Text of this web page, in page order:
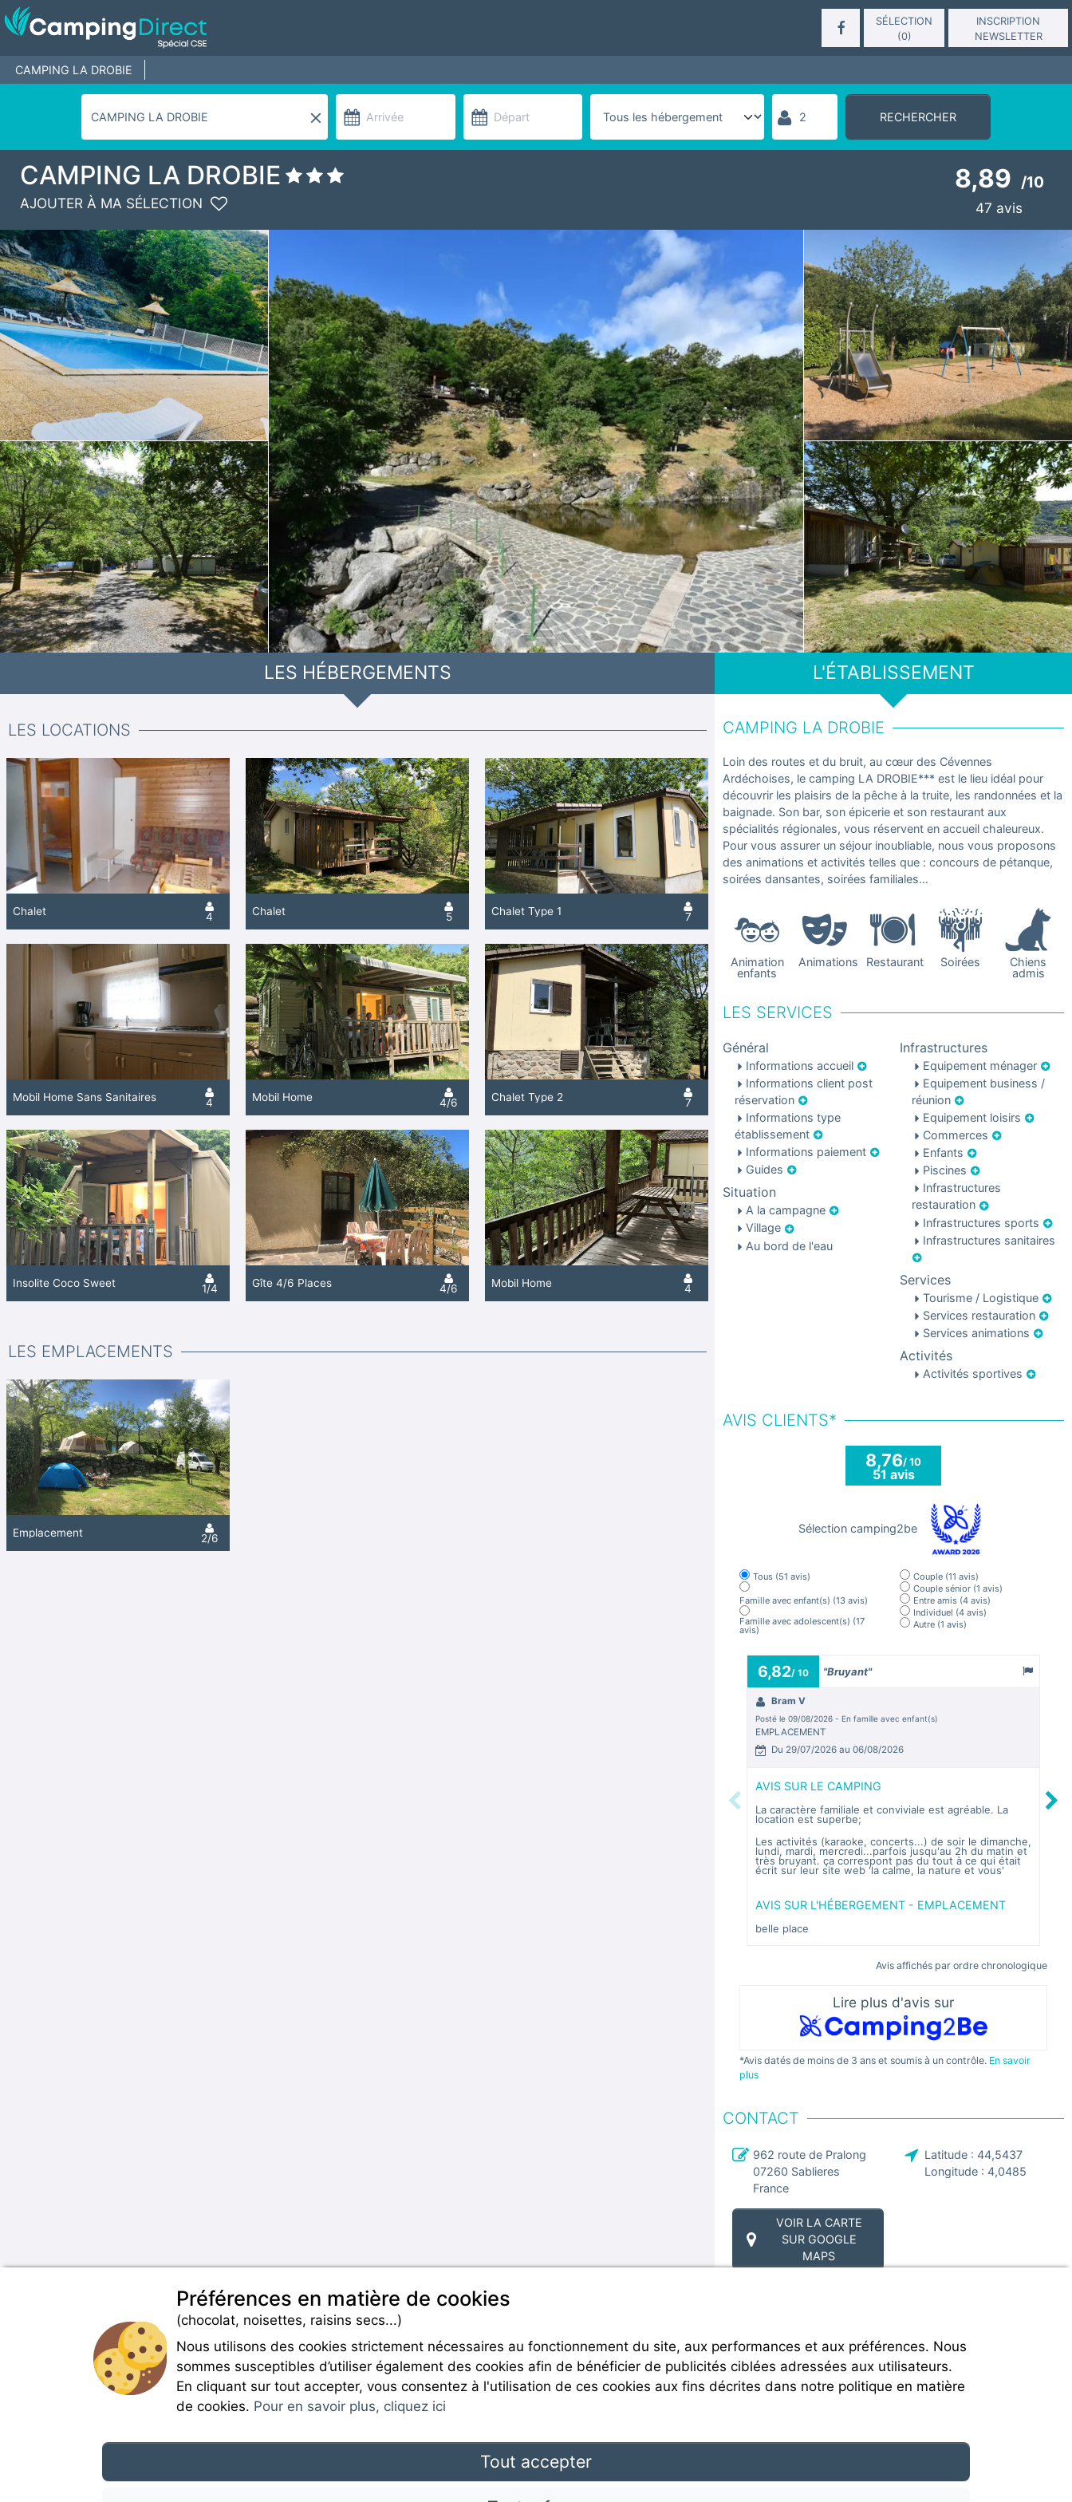
SÉLECTION
(0)
INSCRIPTION
NEWSLETTER
CAMPING LA DROBIE
RECHERCHER
CAMPING LA DROBIE
AJOUTER À MA SÉLECTION
8,89 /10
47 avis
L'ÉTABLISSEMENT
CAMPING LA DROBIE
Loin des routes et du bruit, au cœur des Cévennes
Ardéchoises, le camping LA DROBIE*** est le lieu idéal pour
découvrir les plaisirs de la pêche à la truite, les randonnées et la
baignade. Son bar, son épicerie et son restaurant aux
spécialités régionales, vous réservent en accueil chaleureux.
Pour vous assurer un séjour inoubliable, nous vous proposons
des animations et activités telles que : concours de pétanque,
soirées dansantes, soirées familiales…
Animation
enfants
Animations Restaurant Soirées
Chiens
admis
LES SERVICES
Général
Informations accueil
Informations client post
réservation
Informations type
établissement
Informations paiement
Guides
Situation
A la campagne
Village
Au bord de l'eau
Infrastructures
Equipement ménager
Equipement business /
réunion
Equipement loisirs
Commerces
Enfants
Piscines
Infrastructures
restauration
Infrastructures sports
Infrastructures sanitaires
Services
Tourisme / Logistique
Services restauration
Services animations
Activités
Activités sportives
AVIS CLIENTS*
8,76/ 10
51 avis
Sélection camping2be
Tous (51 avis)
Famille avec enfant(s) (13 avis)
Famille avec adolescent(s) (17
avis)
Couple (11 avis)
Couple sénior (1 avis)
Entre amis (4 avis)
Individuel (4 avis)
Autre (1 avis)
Previous
6,82/ 10 "Bruyant"
Bram V
Posté le 09/08/2026 - En famille avec enfant(s)
EMPLACEMENT
Du 29/07/2026 au 06/08/2026
AVIS SUR LE CAMPING
La caractère familiale et conviviale est agréable. La
location est superbe;
Les activités (karaoke, concerts...) de soir le dimanche,
lundi, mardi, mercredi...parfois jusqu'au 2h du matin et
très bruyant. ça correspont pas du tout à ce qui était
écrit sur leur site web 'la calme, la nature et vous'
AVIS SUR L'HÉBERGEMENT - EMPLACEMENT
belle place
Next
Avis affichés par ordre chronologique
Lire plus d'avis sur
*Avis datés de moins de 3 ans et soumis à un contrôle. En savoir
plus
CONTACT
962 route de Pralong
07260 Sablieres
France
Latitude : 44,5437
Longitude : 4,0485
VOIR LA CARTE
SUR GOOGLE
MAPS
LES HÉBERGEMENTS
LES LOCATIONS
Chalet 4 Chalet 5 Chalet Type 1 7
Mobil Home Sans Sanitaires 4 Mobil Home 4/6 Chalet Type 2 7
Insolite Coco Sweet 1/4 Gîte 4/6 Places 4/6 Mobil Home 4
LES EMPLACEMENTS
Emplacement 2/6
Rejoignez-nous
Préférences en matière de cookies
(chocolat, noisettes, raisins secs...)
Nous utilisons des cookies strictement nécessaires au fonctionnement du site, aux performances et aux préférences. Nous
sommes susceptibles d’utiliser également des cookies afin de bénéficier de publicités ciblées adressées aux utilisateurs.
En cliquant sur tout accepter, vous consentez à l'utilisation de ces cookies aux fins décrites dans notre politique en matière
de cookies. Pour en savoir plus, cliquez ici
Tout accepter